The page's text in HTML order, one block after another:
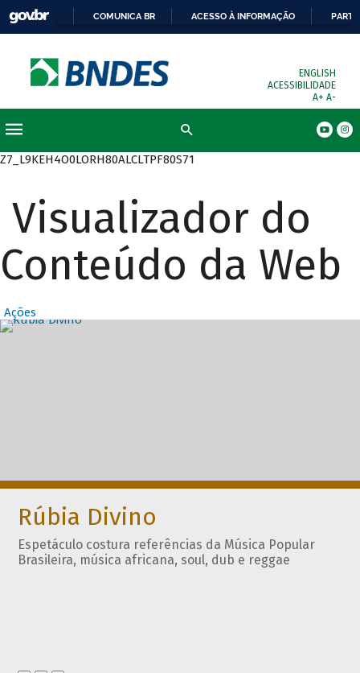
COMUNICA BR ACESSO À INFORMAÇÃO
ENGLISH
ACESSIBILIDADE
A+ A-
Z7_L9KEH4O0LORH80ALCLTPF80S71
Visualizador do
Conteúdo da Web
Ações
Destaques
Rúbia Divino
Espetáculo costura referências da Música Popular
Brasileira, música africana, soul, dub e reggae